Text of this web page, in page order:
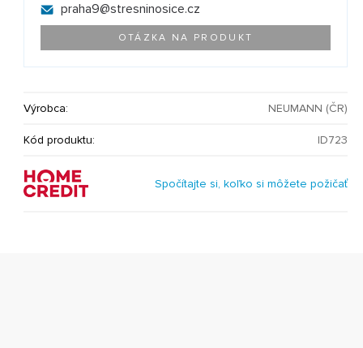
praha9@stresninosice.cz
OTÁZKA NA PRODUKT
Výrobca: NEUMANN (ČR)
Kód produktu: ID723
Spočítajte si, koľko si môžete požičať